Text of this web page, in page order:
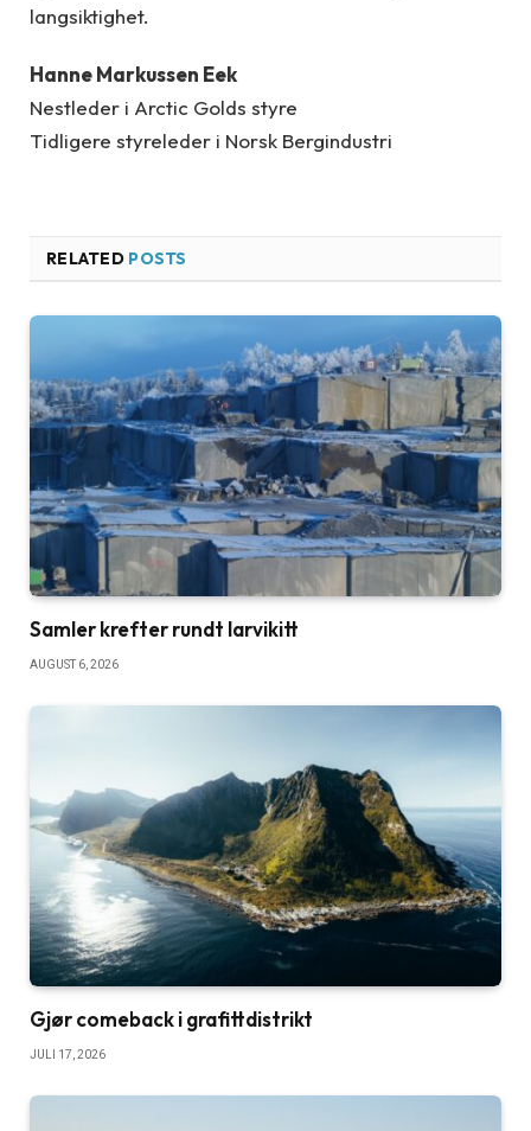
langsiktighet.
Hanne Markussen Eek
Nestleder i Arctic Golds styre
Tidligere styreleder i Norsk Bergindustri
RELATED POSTS
Samler krefter rundt larvikitt
AUGUST 6, 2026
Gjør comeback i grafittdistrikt
JULI 17, 2026